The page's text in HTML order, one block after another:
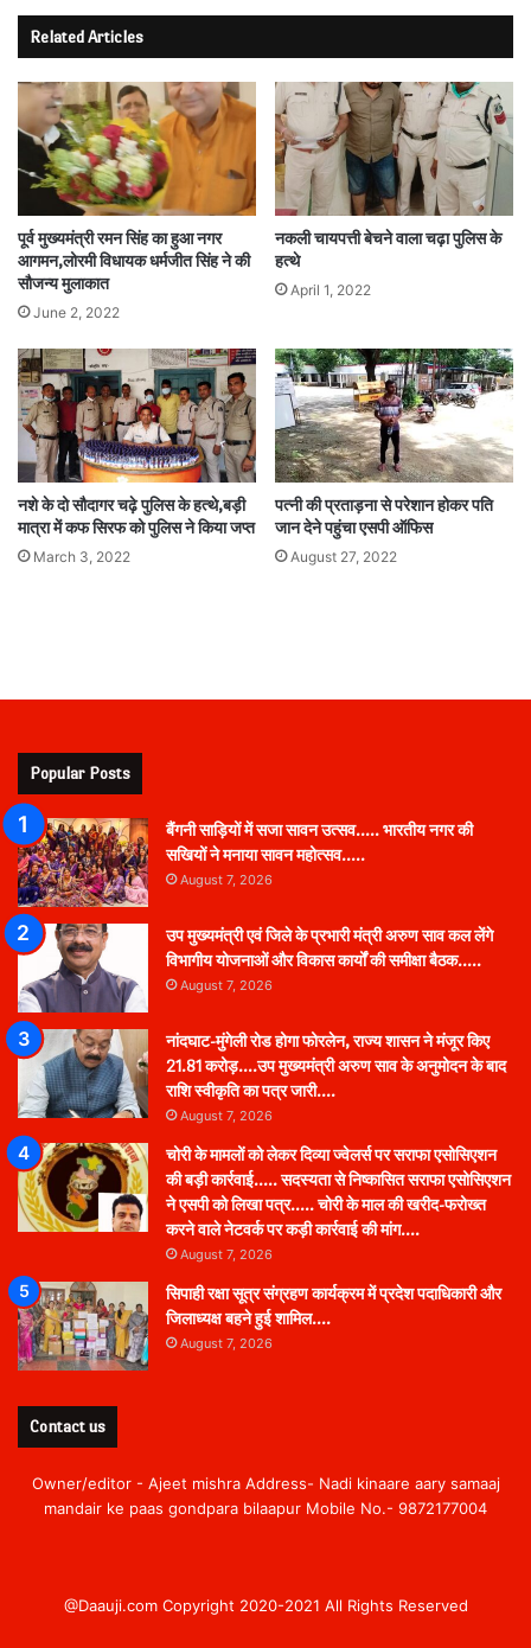
Related Articles
पूर्व मुख्यमंत्री रमन सिंह का हुआ नगर
आगमन,लोरमी विधायक धर्मजीत सिंह ने की
सौजन्य मुलाकात
June 2, 2022
नकली चायपत्ती बेचने वाला चढ़ा पुलिस के
हत्थे
April 1, 2022
नशे के दो सौदागर चढ़े पुलिस के हत्थे,बड़ी
मात्रा में कफ सिरफ को पुलिस ने किया जप्त
March 3, 2022
पत्नी की प्रताड़ना से परेशान होकर पति
जान देने पहुंचा एसपी ऑफिस
August 27, 2022
Popular Posts
बैंगनी साड़ियों में सजा सावन उत्सव….. भारतीय नगर की
सखियों ने मनाया सावन महोत्सव…..
August 7, 2026
उप मुख्यमंत्री एवं जिले के प्रभारी मंत्री अरुण साव कल लेंगे
विभागीय योजनाओं और विकास कार्यों की समीक्षा बैठक…..
August 7, 2026
नांदघाट-मुंगेली रोड होगा फोरलेन, राज्य शासन ने मंजूर किए
21.81 करोड़….उप मुख्यमंत्री अरुण साव के अनुमोदन के बाद
राशि स्वीकृति का पत्र जारी….
August 7, 2026
चोरी के मामलों को लेकर दिव्या ज्वेलर्स पर सराफा एसोसिएशन
की बड़ी कार्रवाई….. सदस्यता से निष्कासित सराफा एसोसिएशन
ने एसपी को लिखा पत्र….. चोरी के माल की खरीद-फरोख्त
करने वाले नेटवर्क पर कड़ी कार्रवाई की मांग….
August 7, 2026
सिपाही रक्षा सूत्र संग्रहण कार्यक्रम में प्रदेश पदाधिकारी और
जिलाध्यक्ष बहने हुई शामिल….
August 7, 2026
Contact us
Owner/editor - Ajeet mishra Address- Nadi kinaare aary samaaj
mandair ke paas gondpara bilaapur Mobile No.- 9872177004
@Daauji.com Copyright 2020-2021 All Rights Reserved